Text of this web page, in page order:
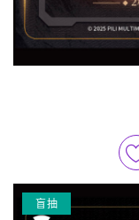
盲抽